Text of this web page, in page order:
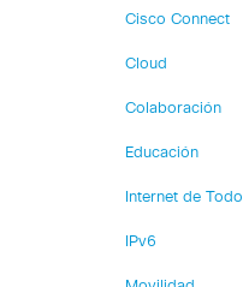
Cisco Connect
Cloud
Colaboración
Educación
Internet de Todo
IPv6